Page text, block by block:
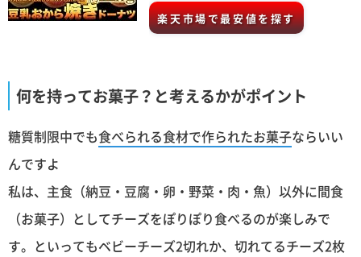
楽天市場で最安値を探す
何を持ってお菓子？と考えるかがポイント
糖質制限中でも食べられる食材で作られたお菓子ならいい
んですよ
私は、主食（納豆・豆腐・卵・野菜・肉・魚）以外に間食
（お菓子）としてチーズをぽりぽり食べるのが楽しみで
す。といってもベビーチーズ2切れか、切れてるチーズ2枚